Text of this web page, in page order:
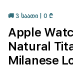
🚚 3 ᲡᲐᲐᲗᲘ | 0 ₾
Apple
Natural
Milanese